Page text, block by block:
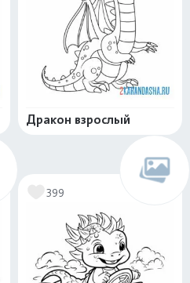
Дракон взрослый
399